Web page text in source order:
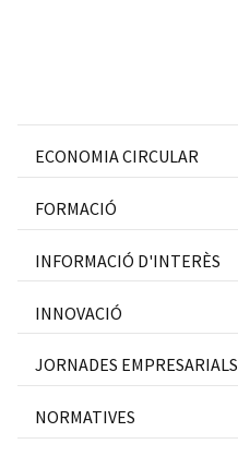
ECONOMIA CIRCULAR
FORMACIÓ
INFORMACIÓ D'INTERÈS
INNOVACIÓ
JORNADES EMPRESARIALS
NORMATIVES